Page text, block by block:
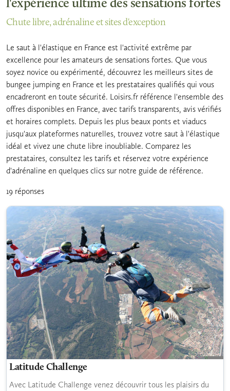
l'expérience ultime des sensations fortes
Chute libre, adrénaline et sites d'exception
Le saut à l'élastique en France est l'activité extrême par
excellence pour les amateurs de sensations fortes. Que vous
soyez novice ou expérimenté, découvrez les meilleurs sites de
bungee jumping en France et les prestataires qualifiés qui vous
encadreront en toute sécurité. Loisirs.fr référence l'ensemble des
offres disponibles en France, avec tarifs transparents, avis vérifiés
et horaires complets. Depuis les plus beaux ponts et viaducs
jusqu'aux plateformes naturelles, trouvez votre saut à l'élastique
idéal et vivez une chute libre inoubliable. Comparez les
prestataires, consultez les tarifs et réservez votre expérience
d'adrénaline en quelques clics sur notre guide de référence.
19 réponses
Latitude Challenge
Avec Latitude Challenge venez découvrir tous les plaisirs du